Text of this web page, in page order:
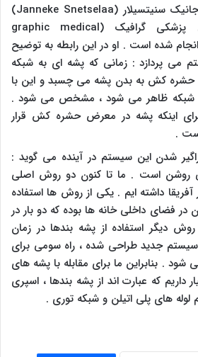
سنیتسیلار (Janneke Snetselaa
)
گرافیک (graphic medical
شده است . او در این رابطه به توضیح
می پردازد : زمانی که پشه ای به شبکه
حشره کش به بدن پشه می چسبد و این با
شبکه ظاهر می شود ، مشخص می شود .
اینکه پشه در معرض حشره کش قرار
.
شدن این سیستم در آینده می گوید :
روشن است . ما تا کنون دو روش اصلی
آفریقا داشته ایم . یکی از روش ها استفاده
فضای داخلی خانه ها بوده که دو بار در
دیگر استفاده از پشه بندها در زمان
جدید طراحی شده ، راه سومی برای
. بنابراین ما برای مقابله با پشه های
داریم که عبارت اند از پشه بندها ، اسپری
های پلی اتیلن و شبکه توری .